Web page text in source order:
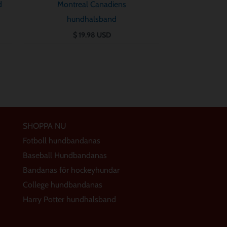
Montreal Canadiens
hundhalsband
$19.98 USD
SHOPPA NU
Fotboll hundbandanas
Baseball Hundbandanas
Bandanas för hockeyhundar
College hundbandanas
Harry Potter hundhalsband